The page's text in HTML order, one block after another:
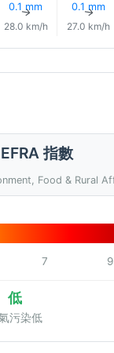
0.1 mm
↑
28.0 km/h
0.1 mm
↑
27.0 km/h
指數
Food & Rural
7 9
低
污染低